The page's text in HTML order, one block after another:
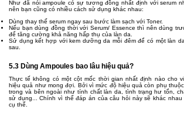
Như đã nói ampoule có sự tương đồng nhất định với serum
nên bạn cũng có nhiều cách sử dụng khác nhau:
Dùng thay thế serum ngay sau bước làm sạch với Toner.
Nếu bạn dùng đồng thời với Serum/ Essence thì nên dùng
để tăng cường khả năng hấp thụ của làn da.
Sử dụng kết hợp với kem dưỡng da mỗi đêm để có một làn
sau.
5.3 Dùng Ampoules bao lâu hiệu quả?
Thực tế không có một cột mốc thời gian nhất định nào cho
hiệu quả như mong đợi. Bởi vì mức độ hiệu quả còn phụ
trong và bên ngoài như tính chất làn da, tình trạng hư tổn,
sử dụng... Chính vì thế đáp án của câu hỏi này sẽ khác
cụ thể.